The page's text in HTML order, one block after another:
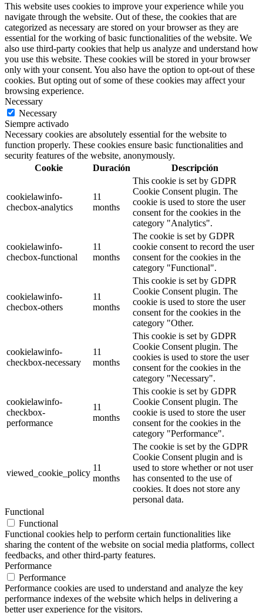
This website uses cookies to improve your experience while you
navigate through the website. Out of these, the cookies that are
categorized as necessary are stored on your browser as they are
essential for the working of basic functionalities of the website. We
also use third-party cookies that help us analyze and understand how
you use this website. These cookies will be stored in your browser
only with your consent. You also have the option to opt-out of these
cookies. But opting out of some of these cookies may affect your
browsing experience.
Necessary
Necessary
Siempre activado
Necessary cookies are absolutely essential for the website to
function properly. These cookies ensure basic functionalities and
security features of the website, anonymously.
Cookie
Duración Descripción
cookielawinfo-
checbox-analytics
11
months
This cookie is set by GDPR
Cookie Consent plugin. The
cookie is used to store the user
consent for the cookies in the
category "Analytics".
cookielawinfo-
checbox-functional
11
months
The cookie is set by GDPR
cookie consent to record the user
consent for the cookies in the
category "Functional".
cookielawinfo-
checbox-others
11
months
This cookie is set by GDPR
Cookie Consent plugin. The
cookie is used to store the user
consent for the cookies in the
category "Other.
cookielawinfo-
checkbox-necessary
11
months
This cookie is set by GDPR
Cookie Consent plugin. The
cookies is used to store the user
consent for the cookies in the
category "Necessary".
cookielawinfo-
checkbox-
performance
11
months
This cookie is set by GDPR
Cookie Consent plugin. The
cookie is used to store the user
consent for the cookies in the
category "Performance".
viewed_cookie_policy
11
months
The cookie is set by the GDPR
Cookie Consent plugin and is
used to store whether or not user
has consented to the use of
cookies. It does not store any
personal data.
Functional
Functional
Functional cookies help to perform certain functionalities like
sharing the content of the website on social media platforms, collect
feedbacks, and other third-party features.
Performance
Performance
Performance cookies are used to understand and analyze the key
performance indexes of the website which helps in delivering a
better user experience for the visitors.